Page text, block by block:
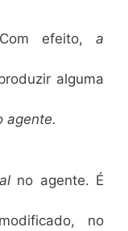
Com efeito,a
alguma
agente.
no agente. É
no